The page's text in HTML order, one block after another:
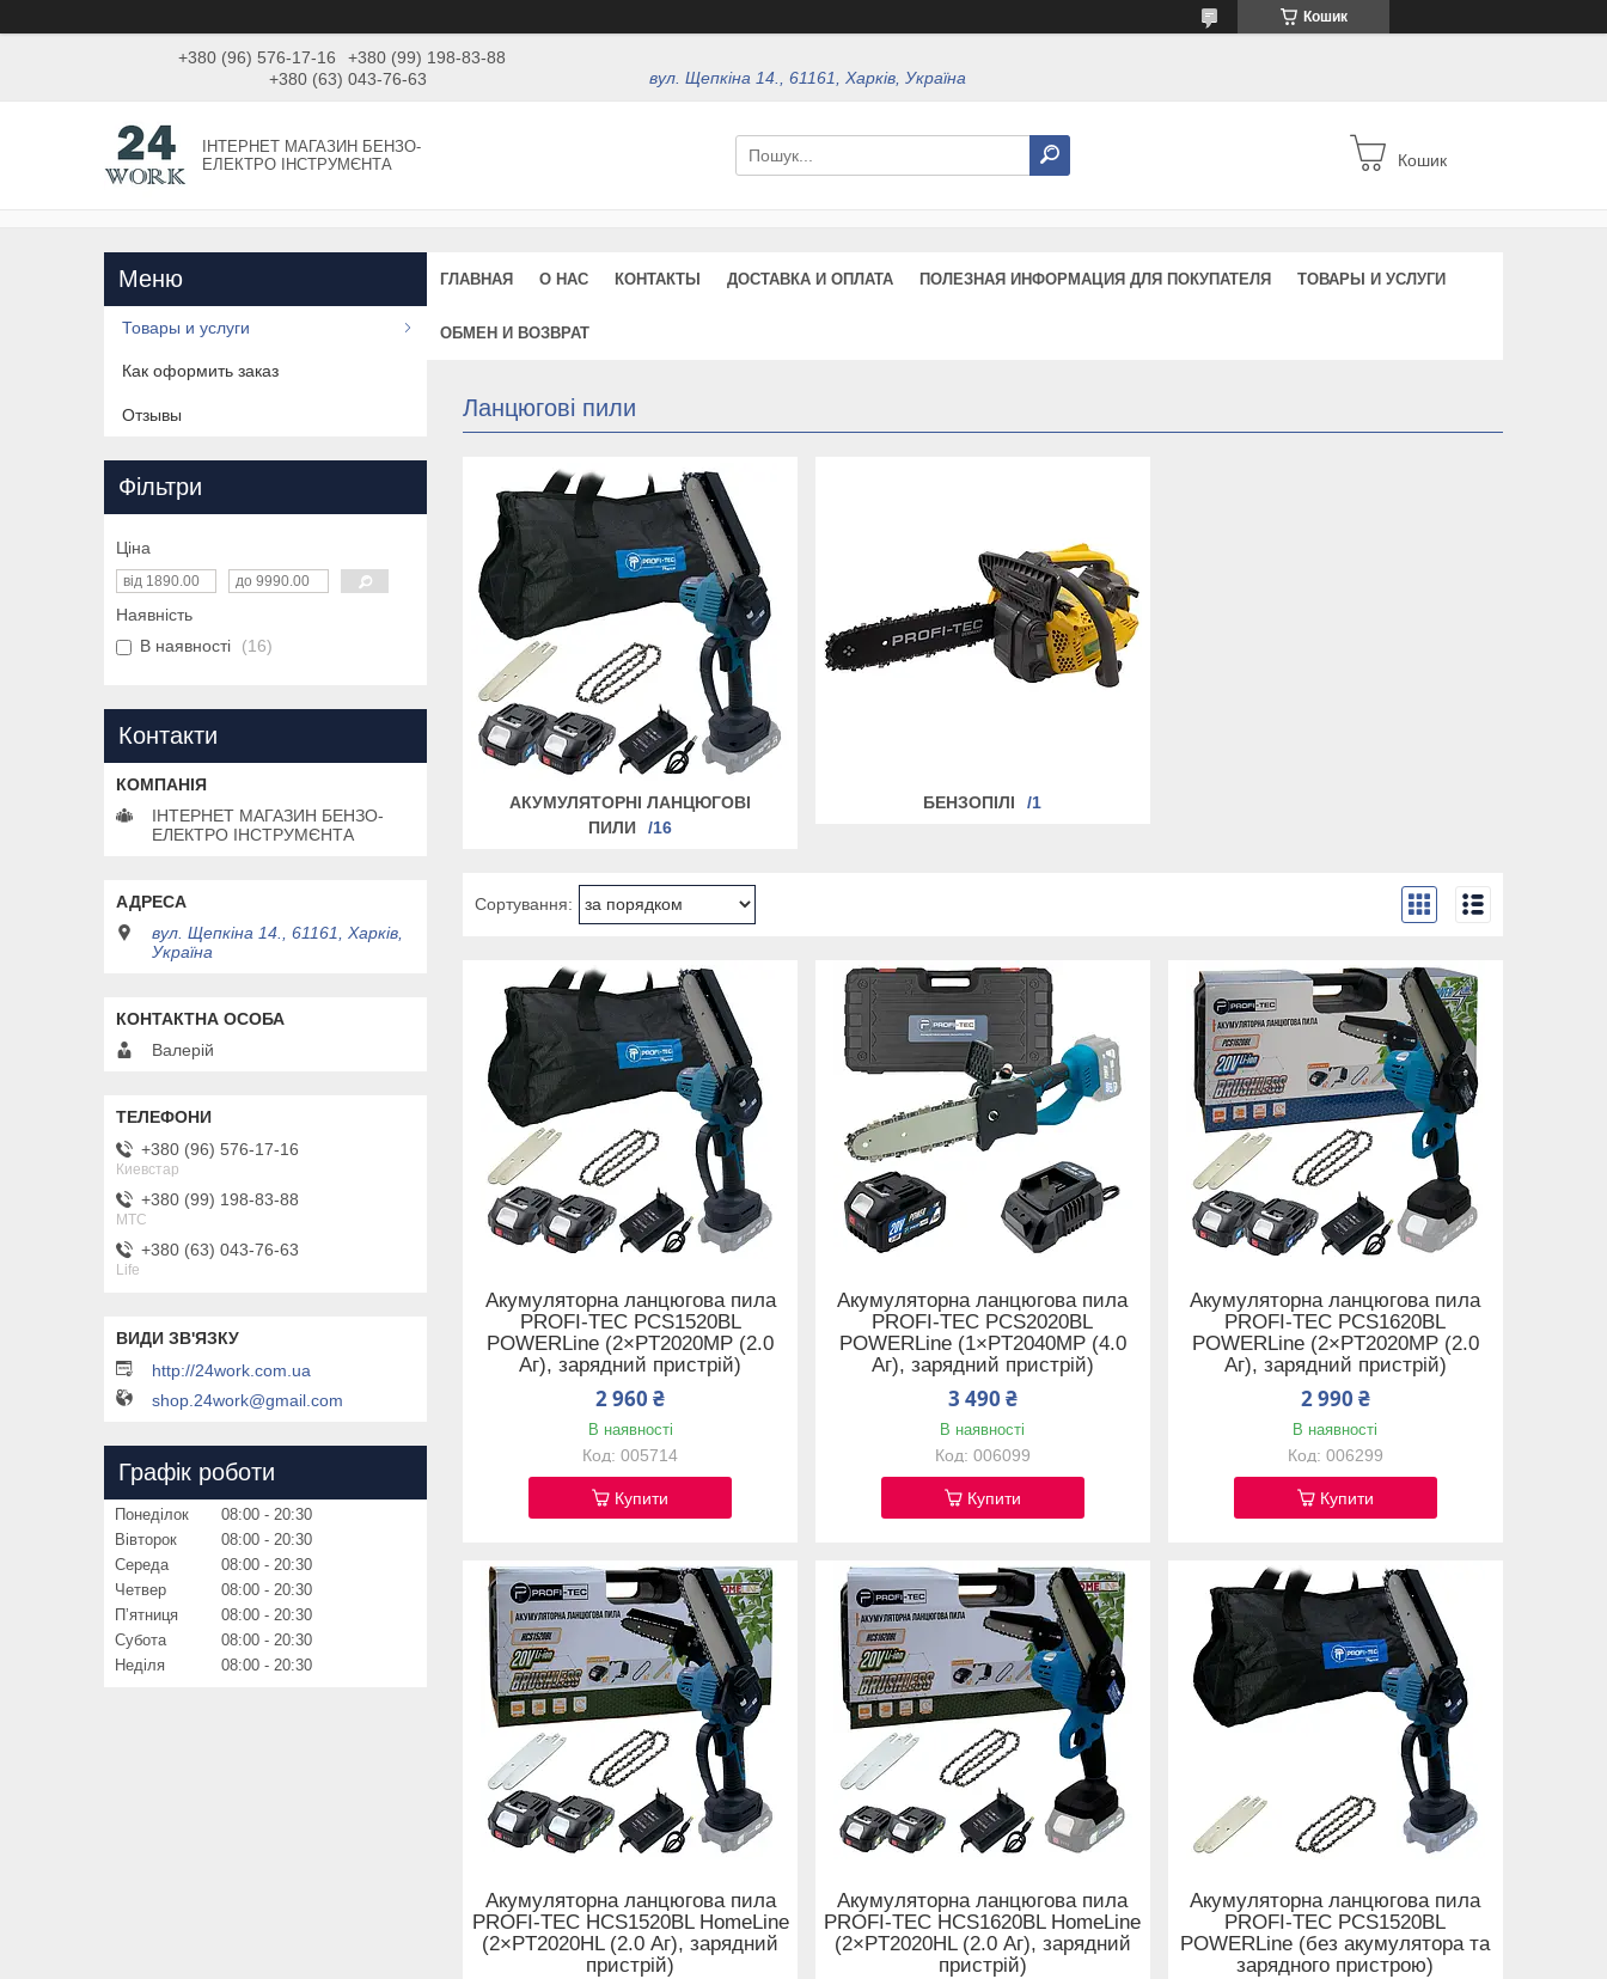
Кошик
+380 (96) 576-17-16
+380 (99) 198-83-88
+380 (63) 043-76-63
вул. Щепкіна 14., 61161, Харків, Україна
ІНТЕРНЕТ МАГАЗИН БЕНЗО-
ЕЛЕКТРО ІНСТРУМЄНТА
Кошик
ГЛАВНАЯ О НАС КОНТАКТЫ ДОСТАВКА И ОПЛАТА ПОЛЕЗНАЯ ИНФОРМАЦИЯ ДЛЯ ПОКУПАТЕЛЯ ТОВАРЫ И УСЛУГИ
ОБМЕН И ВОЗВРАТ
Ланцюгові пили
АКУМУЛЯТОРНІ ЛАНЦЮГОВІ
ПИЛИ
16
БЕНЗОПІЛІ 1
Акумуляторна ланцюгова пила
PROFI-TEC PCS1520BL
POWERLine (2×PT2020MP (2.0
Аг), зарядний пристрій)
2 960 ₴
В наявності
005714
Купити
Акумуляторна ланцюгова пила
PROFI-TEC PCS2020BL
POWERLine (1×PT2040MP (4.0
Аг), зарядний пристрій)
3 490 ₴
В наявності
006099
Купити
Акумуляторна ланцюгова пила
PROFI-TEC PCS1620BL
POWERLine (2×PT2020MP (2.0
Аг), зарядний пристрій)
2 990 ₴
В наявності
006299
Купити
Акумуляторна ланцюгова пила
PROFI-TEC HCS1520BL HomeLine
(2×PT2020HL (2.0 Аг), зарядний
пристрій)
Акумуляторна ланцюгова пила
PROFI-TEC HCS1620BL HomeLine
(2×PT2020HL (2.0 Аг), зарядний
пристрій)
Акумуляторна ланцюгова пила
PROFI-TEC PCS1520BL
POWERLine (без акумулятора та
зарядного пристрою)
Товары и услуги
Как оформить заказ
Отзывы
Фільтри
Ціна
Наявність
В наявності
16
Контакти
ІНТЕРНЕТ МАГАЗИН БЕНЗО-
ЕЛЕКТРО ІНСТРУМЄНТА
вул. Щепкіна 14., 61161, Харків,
Україна
Валерій
+380 (96) 576-17-16
Киевстар
+380 (99) 198-83-88
MTC
+380 (63) 043-76-63
Life
http://24work.com.ua
shop.24work@gmail.com
Графік роботи
Понеділок 08:00
20:30
Вівторок
08:00
20:30
Середа
08:00
20:30
Четвер
08:00
20:30
Пʼятниця
08:00
20:30
Субота
08:00
20:30
Неділя
08:00 20:30